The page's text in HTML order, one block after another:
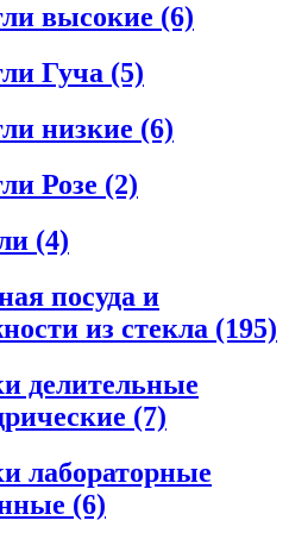
высокие (6)
Гуча (5)
низкие (6)
Розе (2)
(4)
посуда и
из стекла (195)
делительные
(7)
лабораторные
(6)